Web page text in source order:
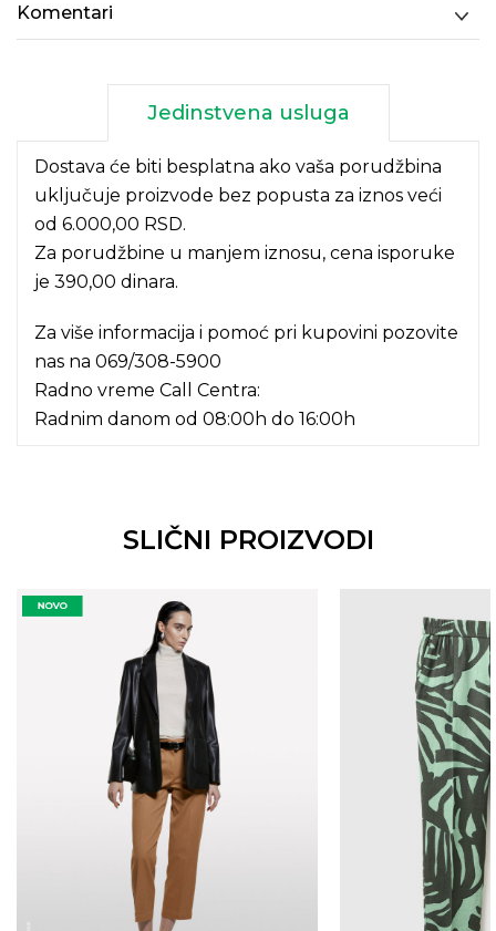
Komentari
Jedinstvena usluga
Dostava će biti besplatna ako vaša porudžbina
uključuje proizvode bez popusta za iznos veći
od 6.000,00 RSD.
Za porudžbine u manjem iznosu, cena isporuke
je 390,00 dinara.
Za više informacija i pomoć pri kupovini pozovite
nas na 069/308-5900
Radno vreme Call Centra:
Radnim danom od 08:00h do 16:00h
SLIČNI PROIZVODI